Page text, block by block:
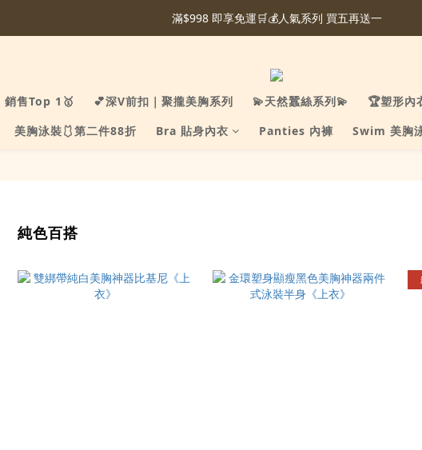
滿$998 即享免運🛒💰人氣系列 買五再送一
銷售Top 1🥇 💕深V前扣｜聚攏美胸系列 💫天然蠶絲系列💫 🏆塑形內
美胸泳裝🩱第二件88折
Bra 貼身內衣 Panties 內褲 Swim 美胸
純色百搭